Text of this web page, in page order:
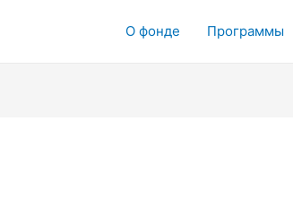
О фонде Программы